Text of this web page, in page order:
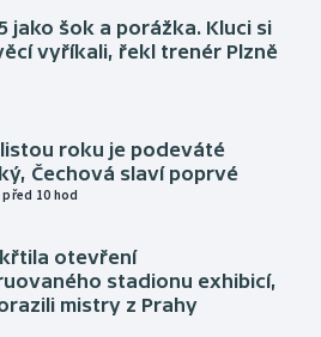
jako šok a porážka. Kluci si
vyříkali, řekl trenér Plzně
roku je podeváté
Čechová slaví poprvé
10 hod
otevření
stadionu exhibicí,
mistry z Prahy